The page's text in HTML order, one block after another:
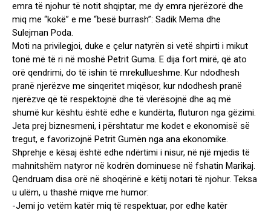
emra të njohur të notit shqiptar, me dy emra njerëzorë dhe
miq me “kokë” e me “besë burrash”: Sadik Mema dhe
Sulejman Poda.
Moti na privilegjoi, duke e çelur natyrën si vetë shpirti i mikut
tonë më të ri në moshë Petrit Guma. E dija fort mirë, që ato
orë qendrimi, do të ishin të mrekullueshme. Kur ndodhesh
pranë njerëzve me sinqeritet miqësor, kur ndodhesh pranë
njerëzve që të respektojnë dhe të vlerësojnë dhe aq më
shumë kur kështu është edhe e kundërta, fluturon nga gëzimi.
Jeta prej biznesmeni, i përshtatur me kodet e ekonomisë së
tregut, e favorizojnë Petrit Gumën nga ana ekonomike.
Shprehje e kësaj është edhe ndërtimi i nisur, në një mjedis të
mahnitshëm natyror në kodrën dominuese në fshatin Marikaj.
Qendruam disa orë në shoqërinë e këtij notari të njohur. Teksa
u ulëm, u thashë miqve me humor:
-Jemi jo vetëm katër miq të respektuar, por edhe katër